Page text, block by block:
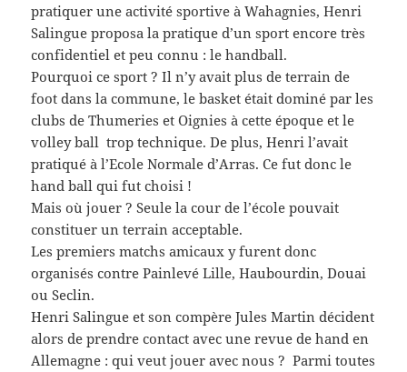
pratiquer une activité sportive à Wahagnies, Henri
Salingue proposa la pratique d’un sport encore très
confidentiel et peu connu : le handball.
Pourquoi ce sport ? Il n’y avait plus de terrain de
foot dans la commune, le basket était dominé par les
clubs de Thumeries et Oignies à cette époque et le
volley ball trop technique. De plus, Henri l’avait
pratiqué à l’Ecole Normale d’Arras. Ce fut donc le
hand ball qui fut choisi !
Mais où jouer ? Seule la cour de l’école pouvait
constituer un terrain acceptable.
Les premiers matchs amicaux y furent donc
organisés contre Painlevé Lille, Haubourdin, Douai
ou Seclin.
Henri Salingue et son compère Jules Martin décident
alors de prendre contact avec une revue de hand en
Allemagne : qui veut jouer avec nous ? Parmi toutes